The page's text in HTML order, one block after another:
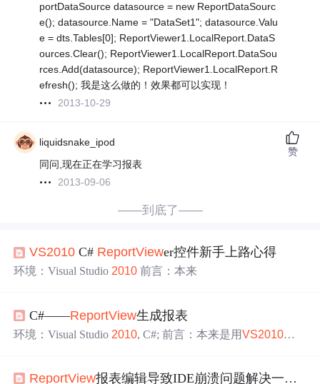
portDataSource datasource = new ReportDataSourc
e(); datasource.Name = "DataSet1"; datasource.Valu
e = dts.Tables[0]; ReportViewer1.LocalReport.DataS
ources.Clear(); ReportViewer1.LocalReport.DataSou
rces.Add(datasource); ReportViewer1.LocalReport.R
efresh(); 我是这么做的！效果都可以实现！
2013-10-29
liquidsnake_ipod
同问,现在正在学习报表
2013-09-06
赞
——到底了——
VS2010 C# ReportViewer控件新手上路心得
环境：Visual Studio 2010 前言：本来
C#——ReportView生成报表
环境：Visual Studio 2010, C#; 前言：本来是用VS2010连
VS
自带的ReportViewer控件。新手上路，共同进步。牛蛙
ReportView报表编辑导致IDE崩溃问题解决一种思路